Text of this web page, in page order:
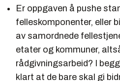
Er oppgaven å pushe
felleskomponenter, eller
av samordnede
etater og kommuner,
rådgivningsarbeid? I
klart at de bare skal gi